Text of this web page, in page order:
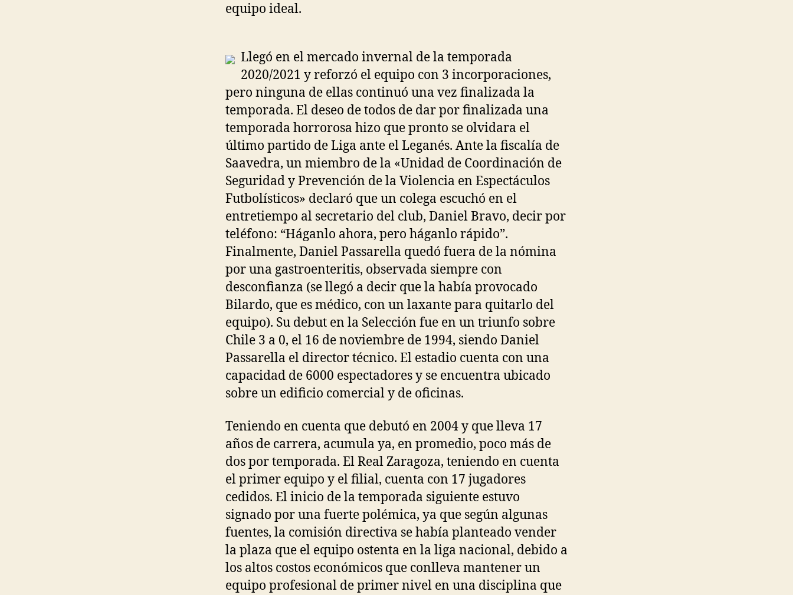
equipo ideal.
Llegó en el mercado invernal de la temporada
2020/2021 y reforzó el equipo con 3 incorporaciones,
pero ninguna de ellas continuó una vez finalizada la
temporada. El deseo de todos de dar por finalizada una
temporada horrorosa hizo que pronto se olvidara el
último partido de Liga ante el Leganés. Ante la fiscalía de
Saavedra, un miembro de la «Unidad de Coordinación de
Seguridad y Prevención de la Violencia en Espectáculos
Futbolísticos» declaró que un colega escuchó en el
entretiempo al secretario del club, Daniel Bravo, decir por
teléfono: “Háganlo ahora, pero háganlo rápido”.
Finalmente, Daniel Passarella quedó fuera de la nómina
por una gastroenteritis, observada siempre con
desconfianza (se llegó a decir que la había provocado
Bilardo, que es médico, con un laxante para quitarlo del
equipo). Su debut en la Selección fue en un triunfo sobre
Chile 3 a 0, el 16 de noviembre de 1994, siendo Daniel
Passarella el director técnico. El estadio cuenta con una
capacidad de 6000 espectadores y se encuentra ubicado
sobre un edificio comercial y de oficinas.
Teniendo en cuenta que debutó en 2004 y que lleva 17
años de carrera, acumula ya, en promedio, poco más de
dos por temporada. El Real Zaragoza, teniendo en cuenta
el primer equipo y el filial, cuenta con 17 jugadores
cedidos. El inicio de la temporada siguiente estuvo
signado por una fuerte polémica, ya que según algunas
fuentes, la comisión directiva se había planteado vender
la plaza que el equipo ostenta en la liga nacional, debido a
los altos costos económicos que conlleva mantener un
equipo profesional de primer nivel en una disciplina que